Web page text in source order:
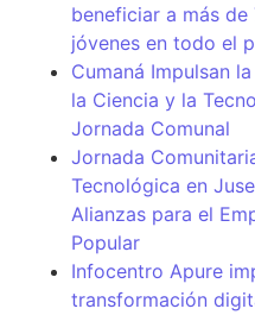
beneficiar a más
jóvenes en todo el
Cumaná Impulsan
la Ciencia y la
Jornada Comunal
Jornada
Tecnológica en
Alianzas para el
Popular
Infocentro Apure
transformación